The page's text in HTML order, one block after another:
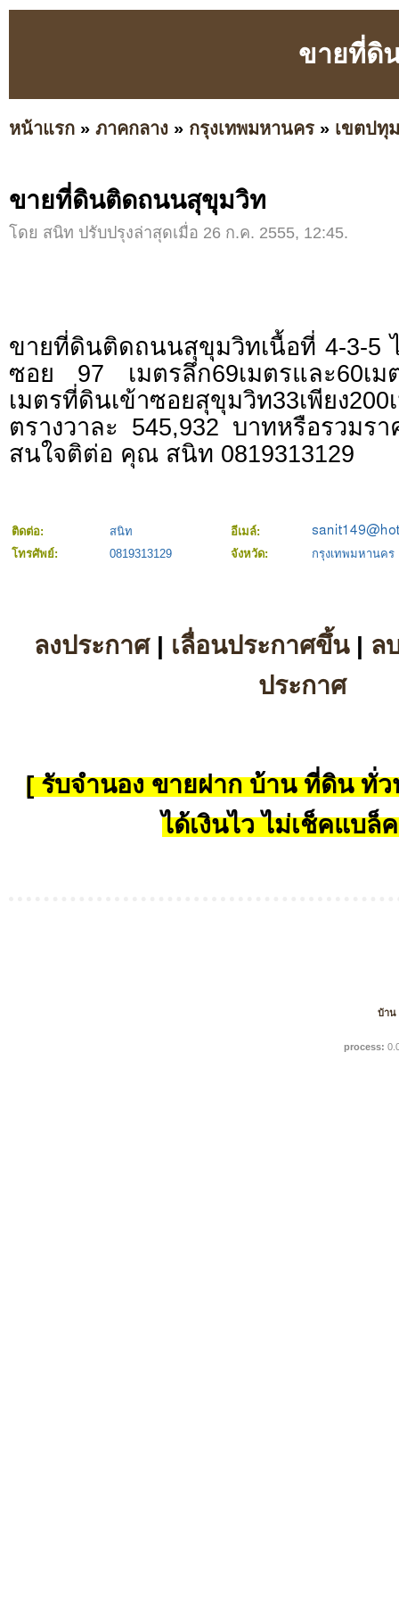
ขายที่ดิ
หน้าแรก » ภาคกลาง » กรุงเทพมหานคร » เขตปทุ
ขายที่ดินติดถนนสุขุมวิท
โดย สนิท ปรับปรุงล่าสุดเมื่อ 26 ก.ค. 2555, 12:45.
ขายที่ดินติดถนนสุขุมวิทเนื้อที่ 4-3-5
ซอย 97 เมตรลึก69เมตรและ60เ
เมตรที่ดินเข้าซอยสุขุมวิท33เพียง200
ตรางวาละ 545,932 บาทหรือรวมร
สนใจติต่อ คุณ สนิท 0819313129
ติดต่อ: สนิท
อีเมล์:
โทรศัพย์:
0819313129 จังหวัด: กรุงเทพมหานคร
ลงประกาศ| เลื่อนประกาศขึ้น| ล
ประกาศ
[ รับจำนอง ขายฝาก บ้าน ที่ดิน ทั่ว
ได้เงินไว ไม่เช็คแบล็
บ้าน
process: